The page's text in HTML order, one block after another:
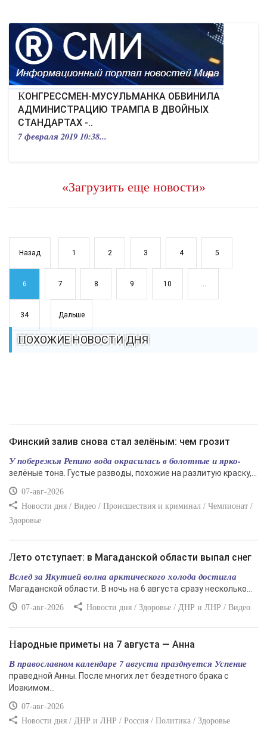
КОНГРЕССМЕН-МУСУЛЬМАНКА ОБВИНИЛА
АДМИНИСТРАЦИЮ ТРАМПА В ДВОЙНЫХ
СТАНДАРТАХ -..
7 февраля 2019 10:38...
«Загрузить еще новости»
Назад 1 2 3 4 5
6 7 8 9 10 ...
34 Дальше
ПОХОЖИЕ НОВОСТИ ДНЯ
Финский залив снова стал зелёным: чем грозит
У побережья Репино вода окрасилась в болотные и ярко-
зелёные тона. Густые разводы, похожие на разлитую краску,...
07-авг-2026
Новости дня / Видео / Происшествия и криминал / Чемпионат /
Здоровье
Лето отступает: в Магаданской области выпал снег
Вслед за Якутией волна арктического холода достигла
Магаданской области. В ночь на 6 августа сразу несколько...
07-авг-2026 Новости дня / Здоровье / ДНР и ЛНР / Видео
Народные приметы на 7 августа — Анна
В православном календаре 7 августа празднуется Успение
праведной Анны. После многих лет бездетного брака с
Иоакимом...
07-авг-2026
Новости дня / ДНР и ЛНР / Россия / Политика / Здоровье